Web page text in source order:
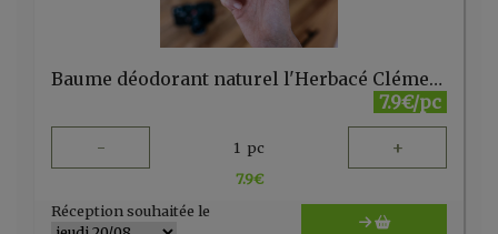
Baume déodorant naturel l'Herbacé Clémence & Vivien
7.9€/pc
- 1 pc +
7.9€
Réception souhaitée le